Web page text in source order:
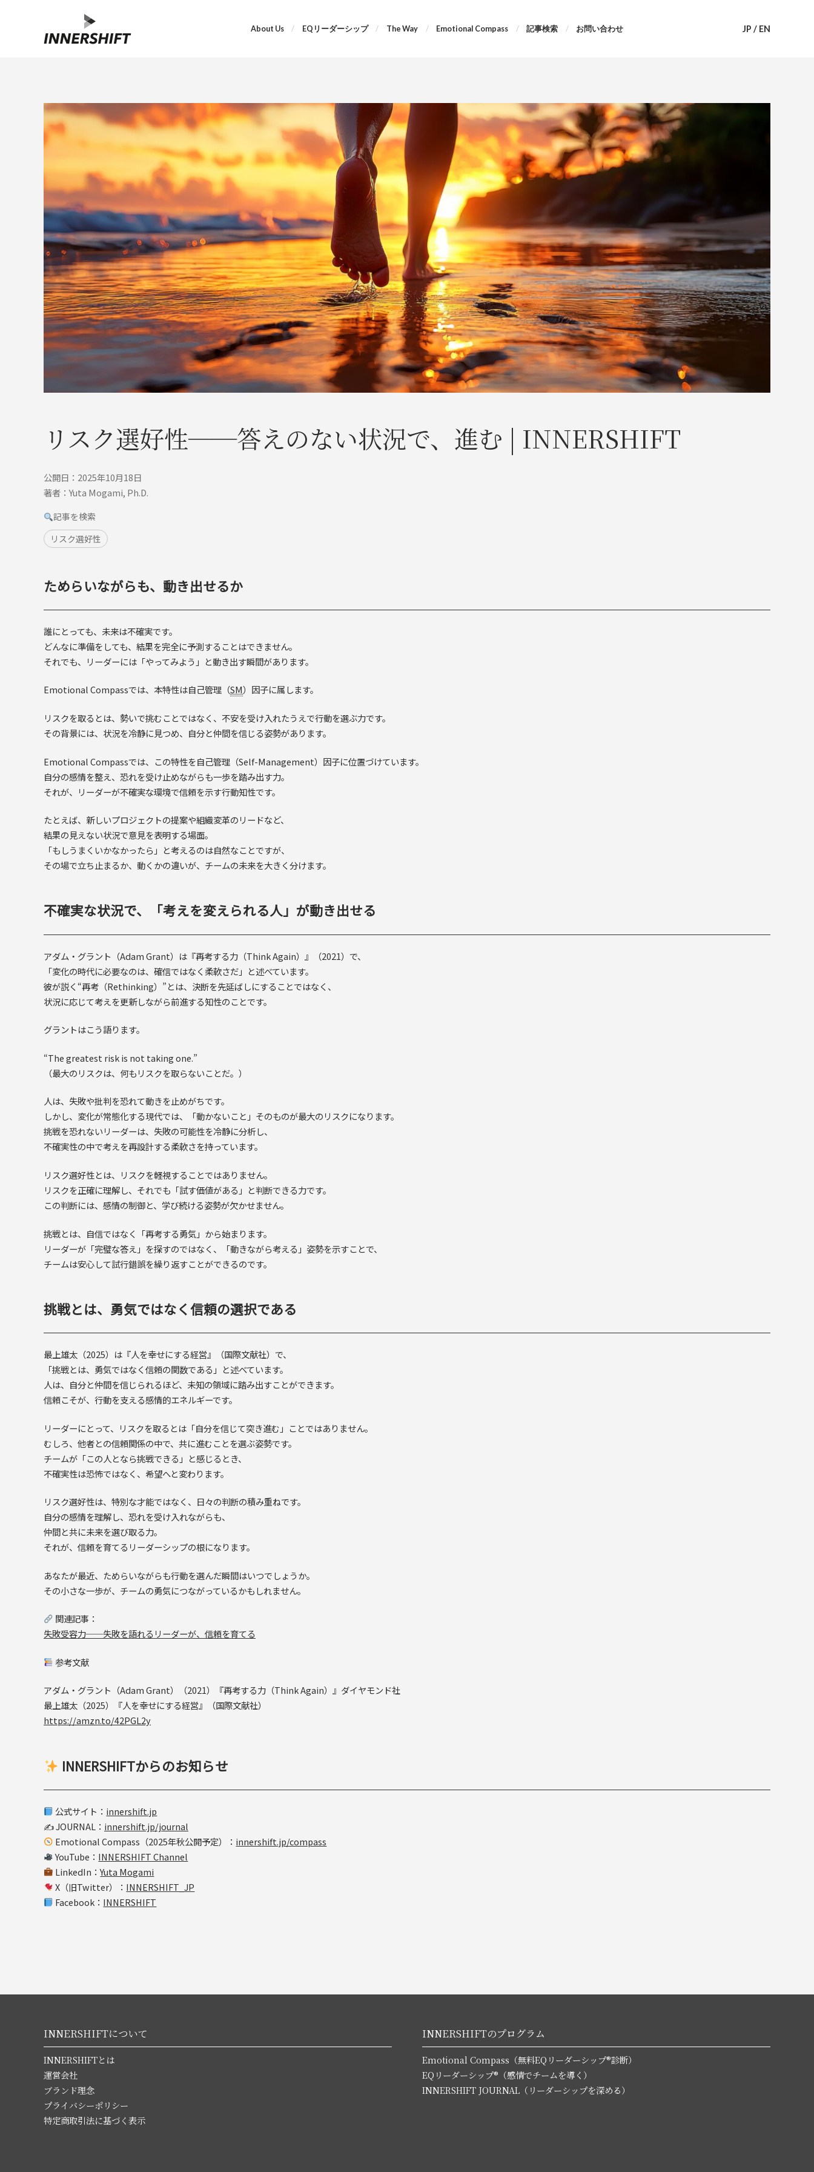
About Us EQリーダーシップ The Way Emotional Compass 記事検索 お問い合わせ JP / EN
リスク選好性──答えのない状況で、進む | INNERSHIFT
公開日：2025年10月18日
著者：Yuta Mogami, Ph.D.
記事を検索
リスク選好性
ためらいながらも、動き出せるか
誰にとっても、未来は不確実です。
どんなに準備をしても、結果を完全に予測することはできません。
それでも、リーダーには「やってみよう」と動き出す瞬間があります。
Emotional Compassでは、本特性は自己管理（SM）因子に属します。
リスクを取るとは、勢いで挑むことではなく、不安を受け入れたうえで行動を選ぶ力です。
その背景には、状況を冷静に見つめ、自分と仲間を信じる姿勢があります。
Emotional Compassでは、この特性を自己管理（Self-Management）因子に位置づけています。
自分の感情を整え、恐れを受け止めながらも一歩を踏み出す力。
それが、リーダーが不確実な環境で信頼を示す行動知性です。
たとえば、新しいプロジェクトの提案や組織変革のリードなど、
結果の見えない状況で意見を表明する場面。
「もしうまくいかなかったら」と考えるのは自然なことですが、
その場で立ち止まるか、動くかの違いが、チームの未来を大きく分けます。
不確実な状況で、「考えを変えられる人」が動き出せる
アダム・グラント（Adam Grant）は『再考する力（Think Again）』（2021）で、
「変化の時代に必要なのは、確信ではなく柔軟さだ」と述べています。
彼が説く“再考（Rethinking）”とは、決断を先延ばしにすることではなく、
状況に応じて考えを更新しながら前進する知性のことです。
グラントはこう語ります。
“The greatest risk is not taking one.”
（最大のリスクは、何もリスクを取らないことだ。）
人は、失敗や批判を恐れて動きを止めがちです。
しかし、変化が常態化する現代では、「動かないこと」そのものが最大のリスクになります。
挑戦を恐れないリーダーは、失敗の可能性を冷静に分析し、
不確実性の中で考えを再設計する柔軟さを持っています。
リスク選好性とは、リスクを軽視することではありません。
リスクを正確に理解し、それでも「試す価値がある」と判断できる力です。
この判断には、感情の制御と、学び続ける姿勢が欠かせません。
挑戦とは、自信ではなく「再考する勇気」から始まります。
リーダーが「完璧な答え」を探すのではなく、「動きながら考える」姿勢を示すことで、
チームは安心して試行錯誤を繰り返すことができるのです。
挑戦とは、勇気ではなく信頼の選択である
最上雄太（2025）は『人を幸せにする経営』（国際文献社）で、
「挑戦とは、勇気ではなく信頼の関数である」と述べています。
人は、自分と仲間を信じられるほど、未知の領域に踏み出すことができます。
信頼こそが、行動を支える感情的エネルギーです。
リーダーにとって、リスクを取るとは「自分を信じて突き進む」ことではありません。
むしろ、他者との信頼関係の中で、共に進むことを選ぶ姿勢です。
チームが「この人となら挑戦できる」と感じるとき、
不確実性は恐怖ではなく、希望へと変わります。
リスク選好性は、特別な才能ではなく、日々の判断の積み重ねです。
自分の感情を理解し、恐れを受け入れながらも、
仲間と共に未来を選び取る力。
それが、信頼を育てるリーダーシップの根になります。
あなたが最近、ためらいながらも行動を選んだ瞬間はいつでしょうか。
その小さな一歩が、チームの勇気につながっているかもしれません。
関連記事：
失敗受容力──失敗を語れるリーダーが、信頼を育てる
参考文献
アダム・グラント（Adam Grant）（2021）『再考する力（Think Again）』ダイヤモンド社
最上雄太（2025）『人を幸せにする経営』（国際文献社）
https://amzn.to/42PGL2y
INNERSHIFTからのお知らせ
公式サイト： innershift.jp
✍️ JOURNAL： innershift.jp/journal
Emotional Compass（2025年秋公開予定）： innershift.jp/compass
YouTube： INNERSHIFT Channel
LinkedIn：Yuta Mogami
X（旧Twitter）： INNERSHIFT_JP
Facebook： INNERSHIFT
INNERSHIFTについて
INNERSHIFTとは
運営会社
ブランド理念
プライバシーポリシー
特定商取引法に基づく表示
INNERSHIFTのプログラム
Emotional Compass（無料EQリーダーシップ®診断）
EQリーダーシップ®（感情でチームを導く）
INNERSHIFT JOURNAL（リーダーシップを深める）